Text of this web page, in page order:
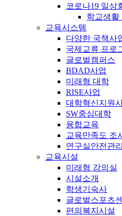
코로나19 일상
학교생활
교육시스템
다양한 국책사
국제교류 프로
글로벌캠퍼스
BDAD사업
미래형 대학
RISE사업
대학혁신지원
SW중심대학
융합교육
교육만족도 조
연구실안전관
교육시설
미래형 강의실
시설소개
학생기숙사
글로벌스포츠
편의복지시설